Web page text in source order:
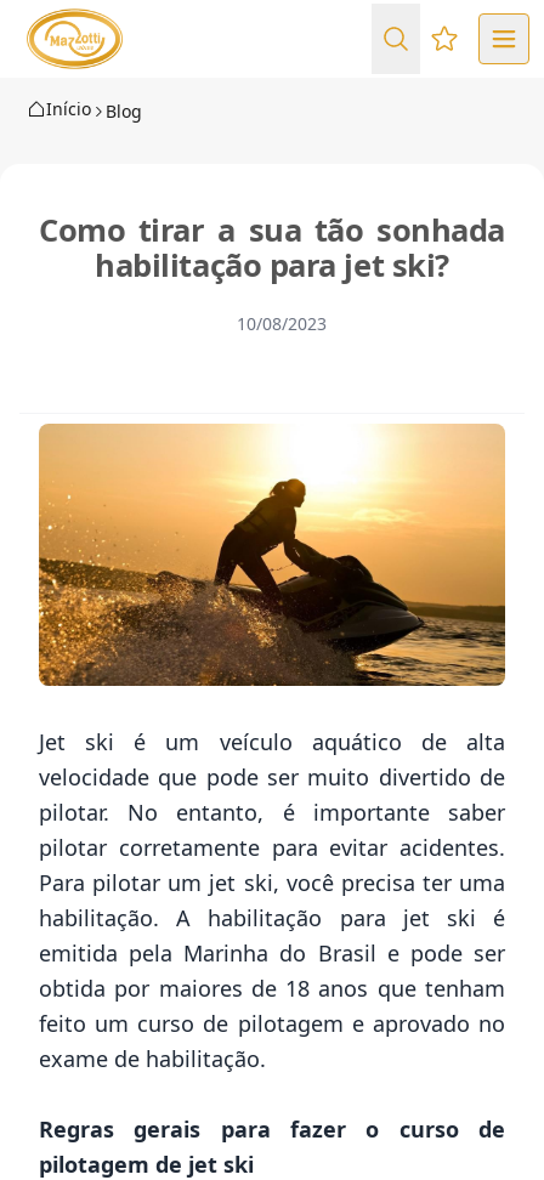
Favoritos
Início Blog
Como tirar a sua tão sonhada
habilitação para jet ski?
10/08/2023
Jet ski é um veículo aquático de alta
velocidade que pode ser muito divertido de
pilotar. No entanto, é importante saber
pilotar corretamente para evitar acidentes.
Para pilotar um jet ski, você precisa ter uma
habilitação. A habilitação para jet ski é
emitida pela Marinha do Brasil e pode ser
obtida por maiores de 18 anos que tenham
feito um curso de pilotagem e aprovado no
exame de habilitação.
Regras gerais para fazer o curso de
pilotagem de jet ski